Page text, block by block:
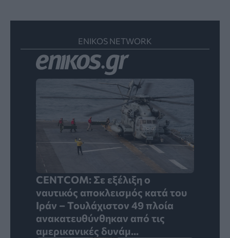
ENIKOS NETWORK
CENTCOM: Σε εξέλιξη ο
ναυτικός αποκλεισμός κατά του
Ιράν – Τουλάχιστον 49 πλοία
ανακατευθύνθηκαν από τις
αμερικανικές δυνάμ...